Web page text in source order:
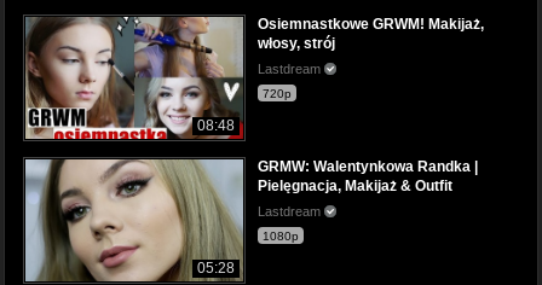
08:48
Osiemnastkowe GRWM! Makijaż,
włosy, strój
Lastdream
720p
05:28
GRMW: Walentynkowa Randka |
Pielęgnacja, Makijaż & Outfit
Lastdream
1080p